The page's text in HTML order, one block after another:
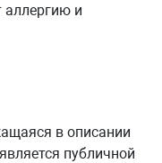
аллергию и
в описании
публичной